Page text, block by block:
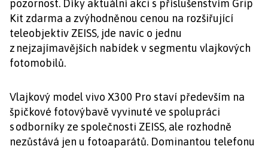
pozornost. Díky aktuální akci s příslušenstvím Grip
Kit zdarma a zvýhodněnou cenou na rozšiřující
teleobjektiv ZEISS, jde navíc o jednu
z nejzajímavějších nabídek v segmentu vlajkových
fotomobilů.
Vlajkový model vivo X300 Pro staví především na
špičkové fotovýbavě vyvinuté ve spolupráci
s odborníky ze společnosti ZEISS, ale rozhodně
nezůstává jen u fotoaparátů. Dominantou telefonu